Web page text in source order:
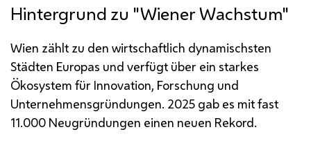
Hintergrund zu "Wiener Wachstum"
Wien zählt zu den wirtschaftlich dynamischsten
Städten Europas und verfügt über ein starkes
Ökosystem für Innovation, Forschung und
Unternehmensgründungen. 2025 gab es mit fast
11.000 Neugründungen einen neuen Rekord.